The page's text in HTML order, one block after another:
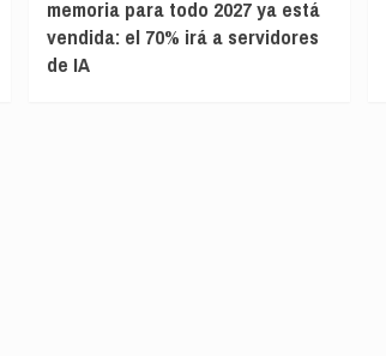
memoria para todo 2027 ya está
vendida: el 70% irá a servidores
de IA